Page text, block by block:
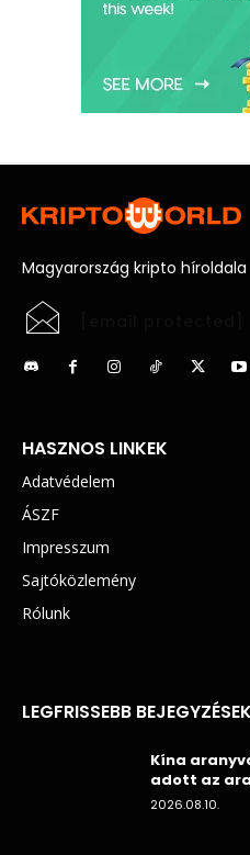
Magyarország kripto híroldala
HASZNOS LINKEK
Adatvédelem
ÁSZF
Impresszum
Sajtóközlemény
Rólunk
LEGFRISSEBB BEJEGYZÉSEK
Kína
adott az
2026.08.10.